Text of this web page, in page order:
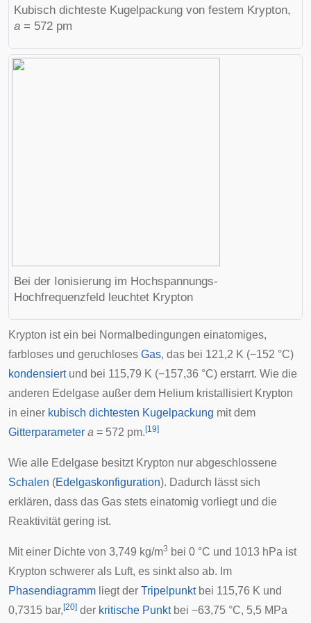
Kubisch dichteste Kugelpackung von festem Krypton,
a = 572 pm
Bei der Ionisierung im Hochspannungs-
Hochfrequenzfeld leuchtet Krypton
Krypton ist ein bei Normalbedingungen einatomiges,
farbloses und geruchloses Gas, das bei 121,2 K (−152 °C)
kondensiertund bei 115,79 K (−157,36 °C) erstarrt. Wie die
anderen Edelgase außer dem Helium kristallisiert Krypton
in einer kubisch dichtesten Kugelpackung mit dem
Gitterparameter a = 572 pm. [19]
Wie alle Edelgase besitzt Krypton nur abgeschlossene
Schalen (Edelgaskonfiguration). Dadurch lässt sich
erklären, dass das Gas stets einatomig vorliegt und die
Reaktivität gering ist.
Mit einer Dichte von 3,749 kg/m3 bei 0 °C und 1013 hPa ist
Krypton schwerer als Luft, es sinkt also ab. Im
Phasendiagramm liegt der Tripelpunktbei 115,76 K und
0,7315 bar, [20] der kritische Punktbei −63,75 °C, 5,5 MPa